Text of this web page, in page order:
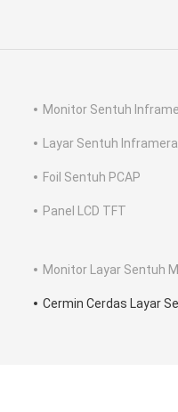
Monitor Sentuh
Layar Sentuh
Foil Sentuh PCAP
Panel LCD TFT
Monitor Layar Sentuh
Cermin Cerdas Layar